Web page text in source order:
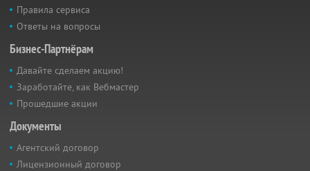
Правила сервиса
Ответы на вопросы
Бизнес-Партнёрам
Давайте сделаем акцию!
Заработайте, как Вебмастер
Прошедшие акции
Документы
Агентский договор
Лицензионный договор